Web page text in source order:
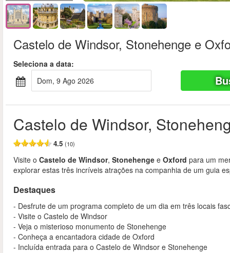
Castelo de Windsor, Stonehenge e
Seleciona a data:
Dom, 9 Ago 2026
Castelo de Windsor,
4.5 (10)
Visite o Castelo de Windsor, Stonehenge e Oxford para um
explorar estas três incríveis atrações na companhia de um guia
Destaques
- Desfrute de um programa completo de um dia em três locais
- Visite o Castelo de Windsor
- Veja o misterioso monumento de Stonehenge
- Conheça a encantadora cidade de Oxford
- Incluída entrada para o Castelo de Windsor e Stonehenge